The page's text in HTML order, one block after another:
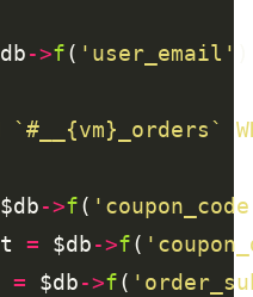
->f( 'user_email'
`#__{vm}_orders`
$db->f(
= $db->f(
= $db->f(